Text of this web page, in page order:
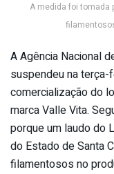
A medida foi tomada
A Agência Nacional
suspendeu na
comercialização do
marca Valle Vita.
porque um laudo do
do Estado de Santa
filamentosos no